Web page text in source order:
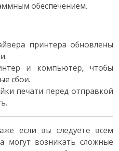
обеспечением.
принтера обновлены
и компьютер, чтобы
сбои.
печати перед отправкой
если вы следуете всем
могут возникать сложные